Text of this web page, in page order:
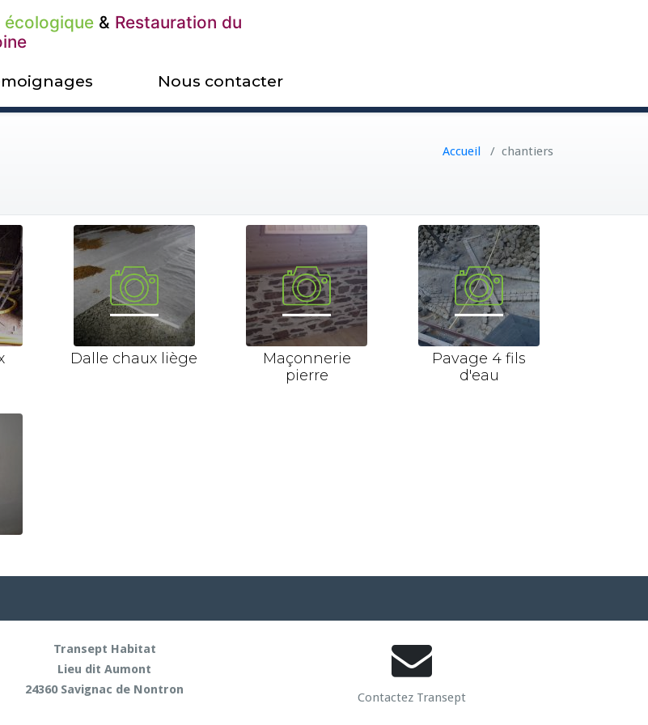
écologique & Restauration du
Nous contacter
Accueil / chantiers
Dalle chaux liège
Maçonnerie
pierre
Pavage 4 fils
d'eau
Transept Habitat
Lieu dit Aumont
24360 Savignac de Nontron
Contactez Transept